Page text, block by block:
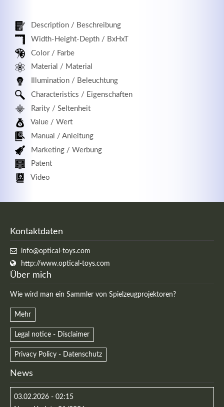
Description / Beschreibung
Width-Height-Depth / BxHxT
Color / Farbe
Material / Material
Illumination / Beleuchtung
Characteristics / Eigenschaften
Rarity / Seltenheit
Value / Wert
Manual / Anleitung
Marketing / Werbung
Patent
Video
Kontaktdaten
info@optical-toys.com
http://www.optical-toys.com
Über mich
Wie wird man ein Sammler von Spielzeugprojektoren?
Mehr
Legal notice - Disclaimer
Privacy Policy - Datenschutz
News
03.02.2026 - 02:15